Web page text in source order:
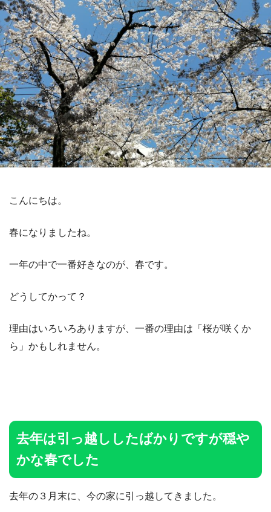
こんにちは。
春になりましたね。
一年の中で一番好きなのが、春です。
どうしてかって？
理由はいろいろありますが、一番の理由は「桜が咲くか
ら」かもしれません。
去年は引っ越ししたばかりですが穏や
かな春でした
去年の３月末に、今の家に引っ越してきました。